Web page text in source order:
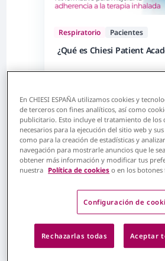
Respiratorio Pacientes
¿Qué es Chiesi Patient
Para
Respiratorio
En CHIESI ESPAÑA utilizamos cookies y
de terceros con fines analíticos, así como
publicitario. Esto incluye el tratamiento de los
necesarios para la ejecución del sitio web y
como para la creación de estadísticas y
navegación para mostrarle anuncios que le
obtener más información y modificar tus
nuestra Política de cookies o en los
Configuración de
Rechazarlas todas Aceptar